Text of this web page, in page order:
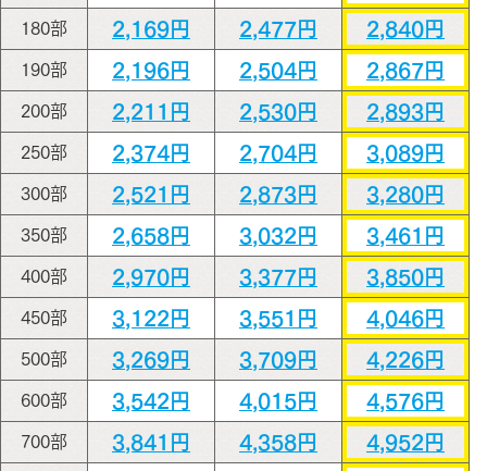
180部 2,169円 2,477円 2,840円
190部 2,196円 2,504円 2,867円
200部 2,211円 2,530円 2,893円
250部 2,374円 2,704円 3,089円
300部 2,521円 2,873円 3,280円
350部 2,658円 3,032円 3,461円
400部 2,970円 3,377円 3,850円
450部 3,122円 3,551円 4,046円
500部 3,269円 3,709円 4,226円
600部 3,542円 4,015円 4,576円
700部 3,841円 4,358円 4,952円